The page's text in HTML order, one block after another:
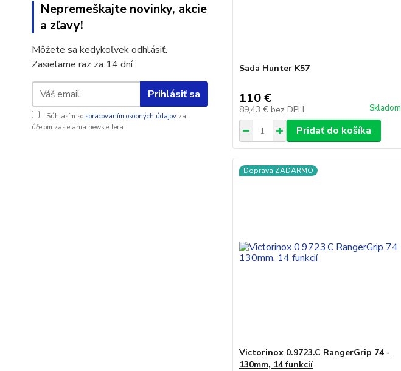
Nepremeškajte novinky, akcie
a zľavy!
Môžete sa kedykoľvek odhlásiť.
Zasielame raz za 14 dní.
Prihlásiť sa
Súhlasím so spracovaním osobných údajov za
účelom zasielania newslettera.
Sada Hunter K57
110 €
89,43 € bez DPH Skladom
Pridať do košíka
Doprava ZADARMO
Victorinox 0.9723.C RangerGrip 74 -
130mm, 14 funkcií